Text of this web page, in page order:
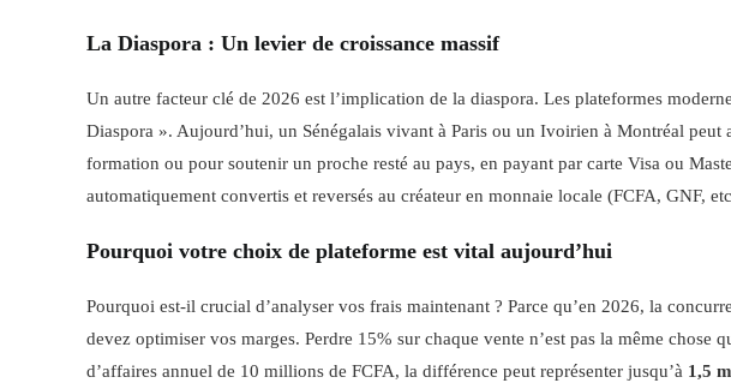
La Diaspora : Un levier de croissance massif
Un autre facteur clé de 2026 est l’implication de la diaspora. Les plateformes
Diaspora ». Aujourd’hui, un Sénégalais vivant à Paris ou un Ivoirien à Montréal
formation ou pour soutenir un proche resté au pays, en payant par carte Visa ou
automatiquement convertis et reversés au créateur en monnaie locale (FCFA, GNF,
Pourquoi votre choix de plateforme est vital aujourd’hui
Pourquoi est-il crucial d’analyser vos frais maintenant ? Parce qu’en 2026, la
devez optimiser vos marges. Perdre 15% sur chaque vente n’est pas la même
d’affaires annuel de 10 millions de FCFA, la différence peut représenter jusqu’à 1,5